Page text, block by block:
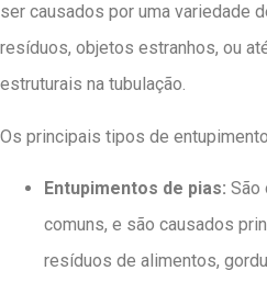
ser causados por uma variedade
resíduos, objetos estranhos, ou
estruturais na tubulação.
Os principais tipos de
Entupimentos de pias: São
comuns, e são causados
resíduos de alimentos,